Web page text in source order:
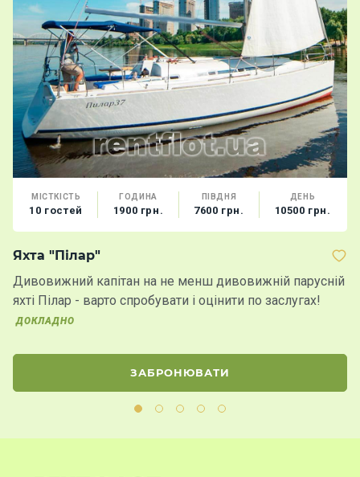
МІСТКІСТЬ
10 гостей
ГОДИНА
1900 грн.
ПІВДНЯ
7600 грн.
ДЕНЬ
10500 грн.
Яхта "Пілар"
Дивовижний капітан на не менш дивовижній парусній
яхті Пілар - варто спробувати і оцінити по заслугах!
ДОКЛАДНО
ЗАБРОНЮВАТИ